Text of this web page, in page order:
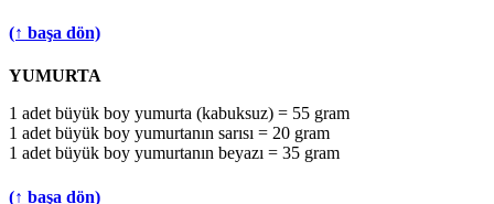
(↑ başa dön)
YUMURTA
1 adet büyük boy yumurta (kabuksuz) = 55 gram
1 adet büyük boy yumurtanın sarısı = 20 gram
1 adet büyük boy yumurtanın beyazı = 35 gram
(↑ başa dön)